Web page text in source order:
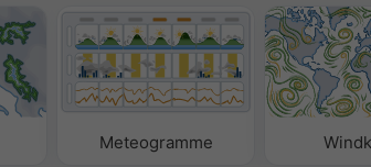
Meteogramme